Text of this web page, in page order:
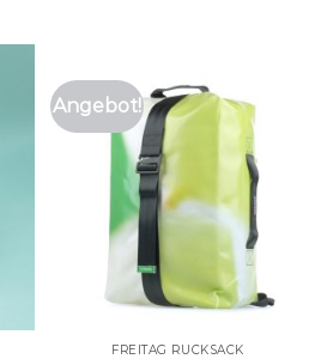
Angebot!
FREITAG RUCKSACK